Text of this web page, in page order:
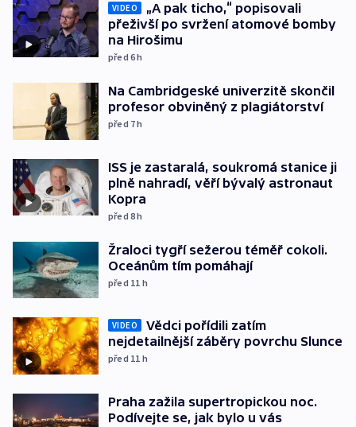
VIDEO
„A pak ticho,“ popisovali
přeživší po svržení atomové bomby
na Hirošimu
před 6h
Na Cambridgeské univerzitě skončil
profesor obviněný z plagiátorství
před 7h
ISS je zastaralá, soukromá stanice ji
plně nahradí, věří bývalý astronaut
Kopra
před 8h
Žraloci tygří sežerou téměř cokoli.
Oceánům tím pomáhají
před 11 h
VIDEO
Vědci pořídili zatím
nejdetailnější záběry povrchu Slunce
před 11 h
Praha zažila supertropickou noc.
Podívejte se, jak bylo u vás